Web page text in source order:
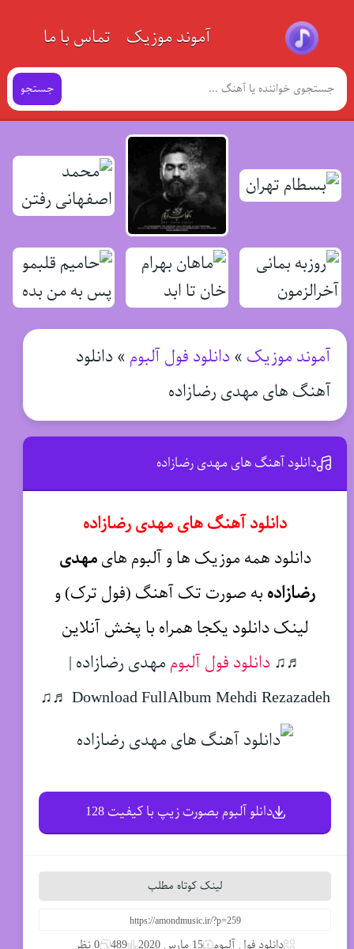
آموند موزیک تماس با ما
جستجو
آموند موزیک »دانلود فول آلبوم »دانلود
آهنگ های مهدی رضازاده
دانلود آهنگ های مهدی رضازاده
دانلود آهنگ های مهدی رضازاده
دانلود همه موزیک ها و آلبوم هایمهدی
رضازاده به صورت تک آهنگ (فول ترک) و
لینک دانلود یکجا همراه با پخش آنلاین
♬♫دانلود فول آلبوم مهدی رضازاده |
Download FullAlbum Mehdi Rezazadeh ♬♫
دانلو آلبوم بصورت زیپ با کیفیت 128
لینک کوتاه مطلب